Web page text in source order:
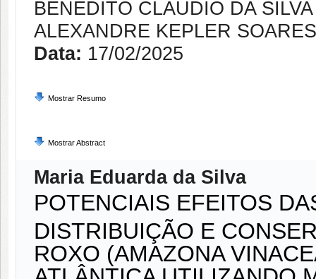
BENEDITO CLAUDIO DA SILVA
ALEXANDRE KEPLER SOARES
Data: 17/02/2025
Mostrar Resumo
Mostrar Abstract
Maria Eduarda da Silva
POTENCIAIS EFEITOS
DISTRIBUIÇÃO E
ROXO (AMAZONA
ATLÂNTICA UTILIZANDO